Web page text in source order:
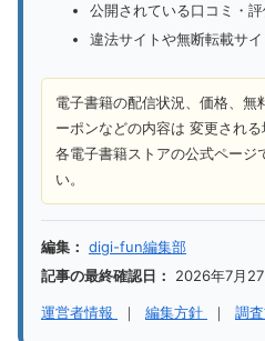
公開されている口コミ・
違法サイトや無断転載サ
電子書籍の配信状況、価格、無
ーポンなどの内容は 変更され
各電子書籍ストアの公式ページ
い。
編集： digi-fun編集部
記事の最終確認日：
2026年7月27
運営者情報 ｜ 編集方針 ｜ 調